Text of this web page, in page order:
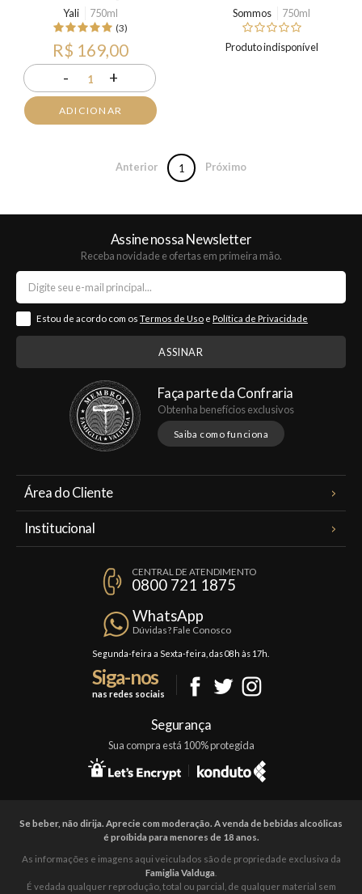
Yali
750ml
(3)
R$ 169,00
- 1 +
ADICIONAR
Sommos
750ml
Produto indisponível
Anterior 1 Próximo
Assine nossa Newsletter
Receba novidade e ofertas em primeira mão.
Estou de acordo com os Termos de Uso e Política de Privacidade
Faça parte da Confraria
Obtenha benefícios exclusivos
Saiba como funciona
Área do Cliente
Institucional
Política de Privacidade
Trocas e Devoluções
Formas de Pagamento
CENTRAL DE ATENDIMENTO
0800 721 1875
WhatsApp
Dúvidas? Fale Conosco
Segunda-feira a Sexta-feira, das 08h às 17h.
Siga-nos
nas redes sociais
Segurança
Sua compra está 100% protegida
Se beber, não dirija. Aprecie com moderação. A venda de bebidas alcoólicas
é proíbida para menores de 18 anos.
As informações e imagens aqui veiculados são de propriedade exclusiva da
Famiglia Valduga
É vedada qualquer reprodução, total ou parcial, de qualquer material sem